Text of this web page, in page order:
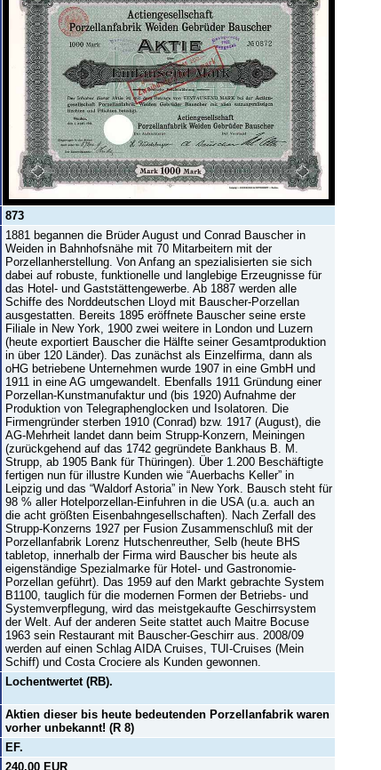
873
1881 begannen die Brüder August und Conrad Bauscher in
Weiden in Bahnhofsnähe mit 70 Mitarbeitern mit der
Porzellanherstellung. Von Anfang an spezialisierten sie sich
dabei auf robuste, funktionelle und langlebige Erzeugnisse für
das Hotel- und Gaststättengewerbe. Ab 1887 werden alle
Schiffe des Norddeutschen Lloyd mit Bauscher-Porzellan
ausgestatten. Bereits 1895 eröffnete Bauscher seine erste
Filiale in New York, 1900 zwei weitere in London und Luzern
(heute exportiert Bauscher die Hälfte seiner Gesamtproduktion
in über 120 Länder). Das zunächst als Einzelfirma, dann als
oHG betriebene Unternehmen wurde 1907 in eine GmbH und
1911 in eine AG umgewandelt. Ebenfalls 1911 Gründung einer
Porzellan-Kunstmanufaktur und (bis 1920) Aufnahme der
Produktion von Telegraphenglocken und Isolatoren. Die
Firmengründer sterben 1910 (Conrad) bzw. 1917 (August), die
AG-Mehrheit landet dann beim Strupp-Konzern, Meiningen
(zurückgehend auf das 1742 gegründete Bankhaus B. M.
Strupp, ab 1905 Bank für Thüringen). Über 1.200 Beschäftigte
fertigen nun für illustre Kunden wie “Auerbachs Keller” in
Leipzig und das “Waldorf Astoria” in New York. Bausch steht für
98 % aller Hotelporzellan-Einfuhren in die USA (u.a. auch an
die acht größten Eisenbahngesellschaften). Nach Zerfall des
Strupp-Konzerns 1927 per Fusion Zusammenschluß mit der
Porzellanfabrik Lorenz Hutschenreuther, Selb (heute BHS
tabletop, innerhalb der Firma wird Bauscher bis heute als
eigenständige Spezialmarke für Hotel- und Gastronomie-
Porzellan geführt). Das 1959 auf den Markt gebrachte System
B1100, tauglich für die modernen Formen der Betriebs- und
Systemverpflegung, wird das meistgekaufte Geschirrsystem
der Welt. Auf der anderen Seite stattet auch Maitre Bocuse
1963 sein Restaurant mit Bauscher-Geschirr aus. 2008/09
werden auf einen Schlag AIDA Cruises, TUI-Cruises (Mein
Schiff) und Costa Crociere als Kunden gewonnen.
Lochentwertet (RB).
Aktien dieser bis heute bedeutenden Porzellanfabrik waren
vorher unbekannt! (R 8)
EF.
240,00 EUR